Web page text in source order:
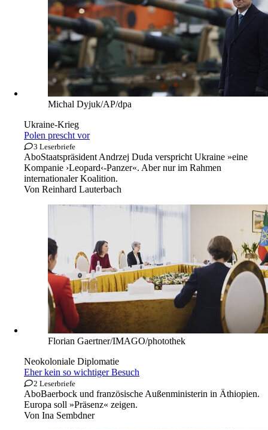
Michal Dyjuk/AP/dpa
Ukraine-Krieg
Polen prescht vor
3 Leserbriefe
AboStaatspräsident Andrzej Duda verspricht Ukraine »eine
Kompanie ›Leopard‹-Panzer«. Aber nur im Rahmen
internationaler Koalition.
Von Reinhard Lauterbach
Florian Gaertner/IMAGO/photothek
Neokoloniale Diplomatie
Eher kein so wichtiger Besuch
2 Leserbriefe
AboBaerbock und französische Außenministerin in Äthiopien.
Europa soll »Präsenz« zeigen.
Von Ina Sembdner